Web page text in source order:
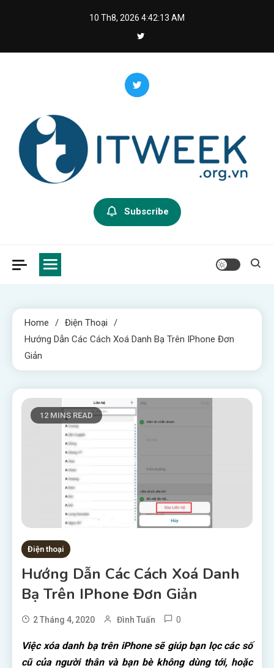
10 Th8, 2026 4:42:14 AM
Itweek – Công nghệ trong tầm
tay
Subscribe
Home
Điện Thoại
Hướng Dẫn Các Cách Xoá Danh Bạ Trên IPhone Đơn
Giản
12 MINS READ
Điện thoại
Hướng Dẫn Các Cách Xoá Danh
Bạ Trên IPhone Đơn Giản
2 Tháng 4, 2020 Đình Tuấn 0
Việc xóa danh bạ trên iPhone sẽ giúp bạn lọc các số
cũ của người thân và bạn bè không dùng tới, hoặc